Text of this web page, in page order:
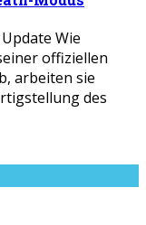
Wie
offiziellen
arbeiten sie
des